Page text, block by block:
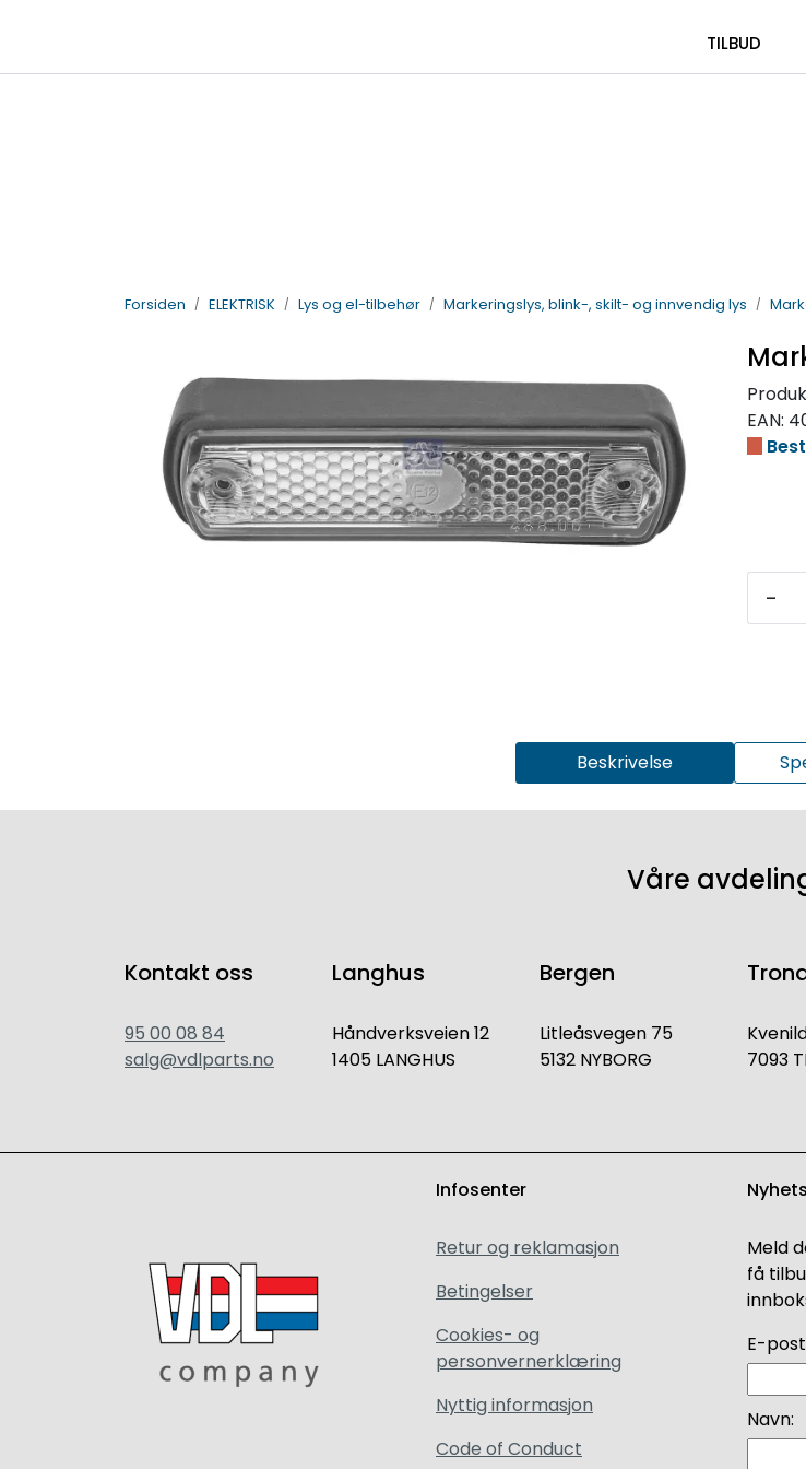
TILBUD
Forsiden ELEKTRISK Lys og el-tilbehør Markeringslys, blink-, skilt- og innvendig lys
EAN:
-
Beskrivelse
Våre
Kontakt oss
95 00 08 84
salg@vdlparts.no
Langhus
Håndverksveien 12
1405 LANGHUS
Bergen
Litleåsvegen 75
5132 NYBORG
7093
Infosenter
Retur og reklamasjon
Betingelser
Cookies- og
personvernerklæring
Nyttig informasjon
Code of Conduct
Meld
få
E-
Navn: